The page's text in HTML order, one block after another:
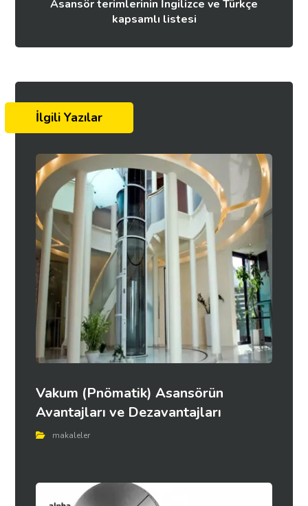
Asansör terimlerinin İngilizce ve Türkçe
kapsamlı listesi
İlgili Yazılar
Vakum (Pnömatik) Asansörün
Avantajları ve Dezavantajları
makaleler